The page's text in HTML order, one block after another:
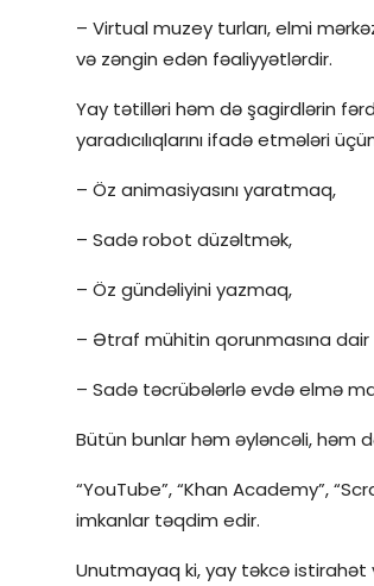
– Virtual muzey turları, elmi
və zəngin edən fəaliyyətlərdir.
Yay tətilləri həm də şagirdlərin
yaradıcılıqlarını ifadə etmələri
– Öz animasiyasını yaratmaq,
– Sadə robot düzəltmək,
– Öz gündəliyini yazmaq,
– Ətraf mühitin qorunmasına dair
– Sadə təcrübələrlə evdə elmə
Bütün bunlar həm əyləncəli, həm
“YouTube”, “Khan Academy”,
imkanlar təqdim edir.
Unutmayaq ki, yay təkcə